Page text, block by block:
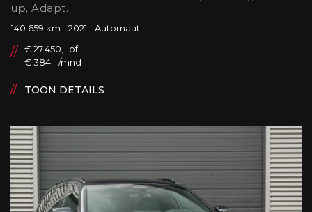
up, Adapt.
140.659 km 2021
Automaat
€ 27.450,- of
€ 384,- /mnd
TOON DETAILS